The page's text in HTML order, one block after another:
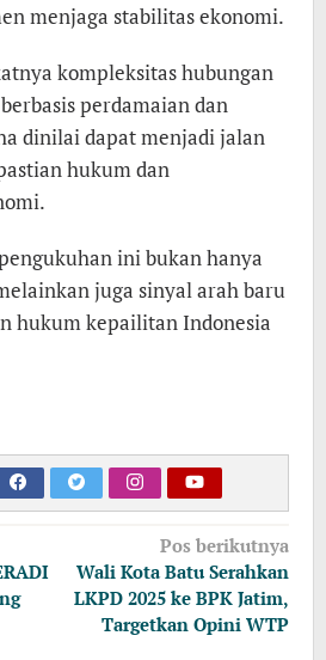
menjaga stabilitas ekonomi.
kompleksitas hubungan
perdamaian dan
dinilai dapat menjadi jalan
hukum dan
ini bukan hanya
juga sinyal arah baru
hukum kepailitan Indonesia
Pos berikutnya
Wali Kota Batu Serahkan
LKPD 2025 ke BPK Jatim,
Targetkan Opini WTP